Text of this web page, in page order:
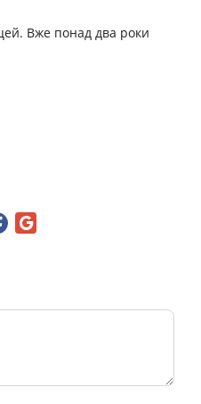
Вже понад два роки